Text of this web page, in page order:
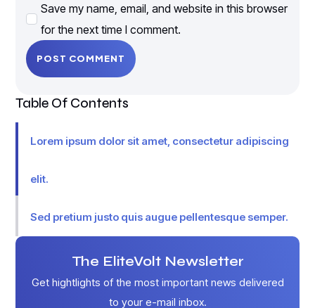
Save my name, email, and website in this browser
for the next time I comment.
Table Of Contents
Lorem ipsum dolor sit amet, consectetur adipiscing
elit.
Sed pretium justo quis augue pellentesque semper.
Fusce tellus est, ullamcorper sed fringilla sed,
tristique ut quam.
The EliteVolt Newsletter
Get hightlights of the most important news delivered
to your e-mail inbox.